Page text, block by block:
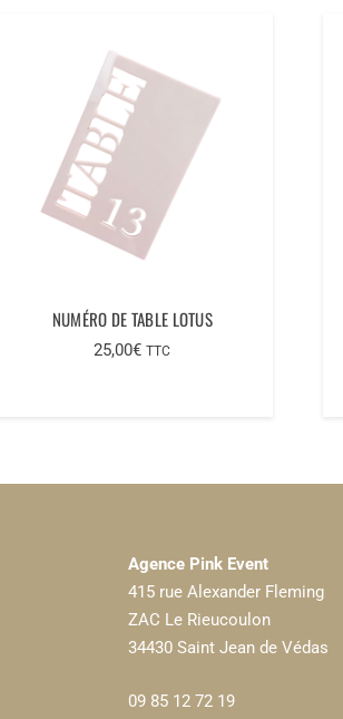
NUMÉRO DE TABLE LOTUS
25,00€ TTC
Agence Pink Event
415 rue Alexander Fleming
ZAC Le Rieucoulon
34430 Saint Jean de Védas
09 85 12 72 19